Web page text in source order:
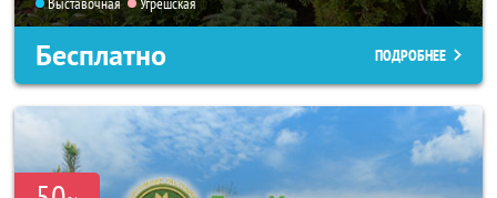
Бесплатно ПОДРОБНЕЕ